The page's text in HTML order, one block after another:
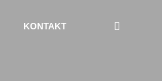
KONTAKT